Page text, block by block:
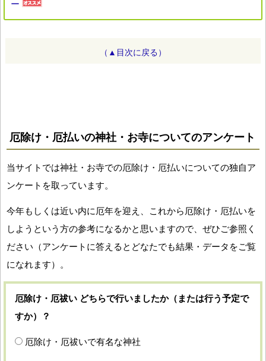
ー
（▲目次に戻る）
厄除け・厄払いの神社・お寺についてのアンケート
当サイトでは神社・お寺での厄除け・厄払いについての独自ア
ンケートを取っています。
今年もしくは近い内に厄年を迎え、これから厄除け・厄払いを
しようという方の参考になるかと思いますので、ぜひご参照く
ださい（アンケートに答えるとどなたでも結果・データをご覧
になれます）。
厄除け・厄祓い どちらで行いましたか（または行う予定で
すか）？
厄除け・厄祓いで有名な神社